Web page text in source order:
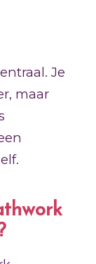
Je
maar